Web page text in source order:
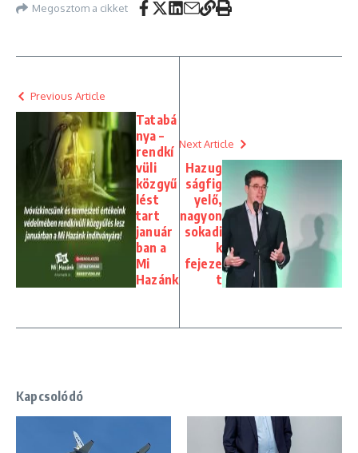
Megosztom a cikket
Previous Article
Tatabá
nya –
rendkí
vüli
közgyű
lést
tart
január
ban a
Mi
Hazánk
Next Article
Hazug
ságfig
yelő,
nagyon
sokadi
k
fejeze
t
Kapcsolódó